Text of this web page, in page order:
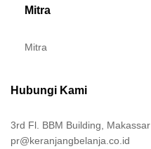
Mitra
Mitra
Hubungi Kami
3rd Fl. BBM Building, Makassar
pr@keranjangbelanja.co.id